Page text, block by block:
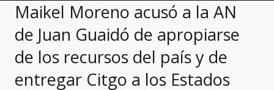
Maikel Moreno acusó a la AN
de Juan Guaidó de apropiarse
de los recursos del país y de
entregar Citgo a los Estados